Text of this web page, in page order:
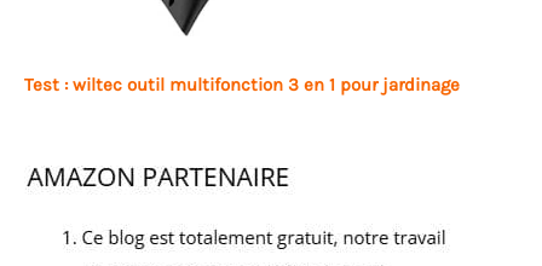
Test : wiltec outil multifonction 3 en 1 pour jardinage